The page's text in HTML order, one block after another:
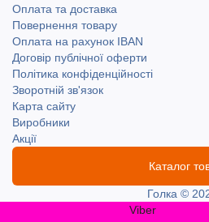
Оплата та доставка
Повернення товару
Оплата на рахунок IBAN
Договір публічної оферти
Політика конфіденційності
Зворотній зв'язок
Карта сайту
Виробники
Акції
Каталог
Голка ©
Viber